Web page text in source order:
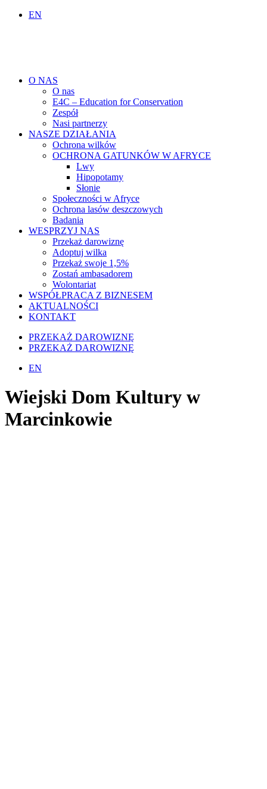
EN
O NAS
O nas
E4C – Education for Conservation
Zespół
Nasi partnerzy
NASZE DZIAŁANIA
Ochrona wilków
OCHRONA GATUNKÓW W AFRYCE
Lwy
Hipopotamy
Słonie
Społeczności w Afryce
Ochrona lasów deszczowych
Badania
WESPRZYJ NAS
Przekaż darowiznę
Adoptuj wilka
Przekaż swoje 1,5%
Zostań ambasadorem
Wolontariat
WSPÓŁPRACA Z BIZNESEM
AKTUALNOŚCI
KONTAKT
PRZEKAŻ DAROWIZNĘ
PRZEKAŻ DAROWIZNĘ
EN
Wiejski Dom Kultury w
Marcinkowie